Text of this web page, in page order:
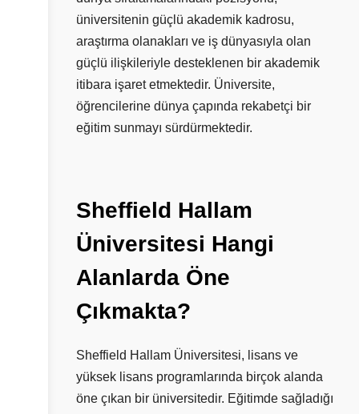
üniversitenin güçlü akademik kadrosu,
araştırma olanakları ve iş dünyasıyla olan
güçlü ilişkileriyle desteklenen bir akademik
itibara işaret etmektedir. Üniversite,
öğrencilerine dünya çapında rekabetçi bir
eğitim sunmayı sürdürmektedir.
Sheffield Hallam
Üniversitesi Hangi
Alanlarda Öne
Çıkmakta?
Sheffield Hallam Üniversitesi, lisans ve
yüksek lisans programlarında birçok alanda
öne çıkan bir üniversitedir. Eğitimde sağladığı